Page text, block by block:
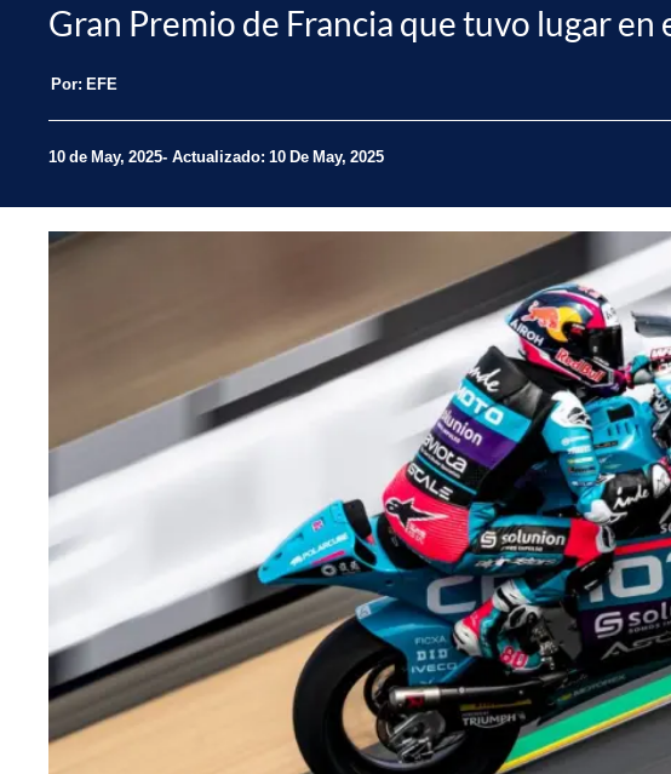
Gran Premio de Francia que tuvo lugar
Por: EFE
10 de May, 2025 Actualizado: 10 De May, 2025